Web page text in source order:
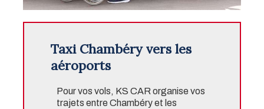
Taxi Chambéry vers les
aéroports
Pour vos vols, KS CAR organise vos
trajets entre Chambéry et les